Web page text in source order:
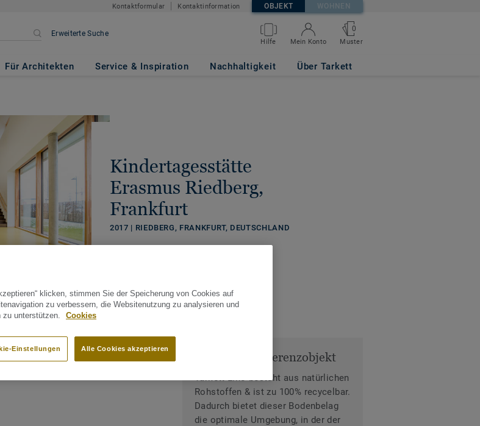
Kontaktformular Kontaktinformation OBJEKT WOHNEN
Erweiterte Suche
Hilfe Mein Konto
0
Muster
Für Architekten Service & Inspiration Nachhaltigkeit Über Tarkett
Kindertagesstätte
Erasmus Riedberg,
Frankfurt
2017 | RIEDBERG, FRANKFURT, DEUTSCHLAND
Infos zum Referenzobjekt
Tarkett Lino besteht aus natürlichen
Rohstoffen & ist zu 100% recycelbar.
Dadurch bietet dieser Bodenbelag
die optimale Umgebung, in der der
klicken, stimmen Sie der Speicherung von Cookies auf
zu verbessern, die Websitenutzung zu analysieren und
zu unterstützen.
Cookies
Alle Cookies akzeptieren
Einstellungen